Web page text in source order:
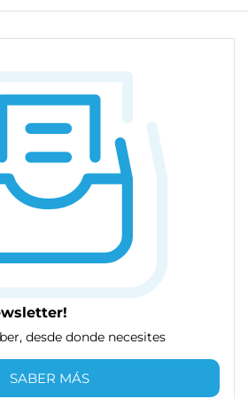
desde donde necesites
SABER MÁS